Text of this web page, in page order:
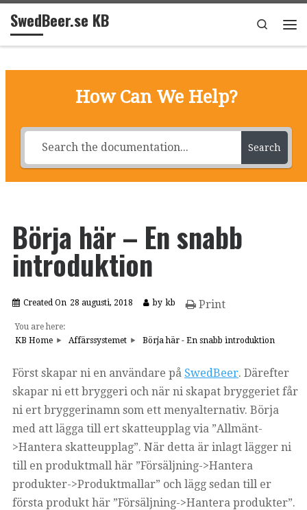
Hoppa till innehåll
SwedBeer.se KB
Search
How Can We Help?
Search
Börja här – En snabb
introduktion
Created On 28 augusti, 2018 by kb Print
You are here:
KB Home
Affärssystemet Börja här - En snabb introduktion
Först skapar ni en användare på SwedBeer. Därefter
skapar ni ett bryggeri och när ni skapat bryggeriet får
ni ert bryggerinamn som ett menyalternativ. Börja
med att lägga till ert skatteupplag via ”Allmänt-
>Hantera skatteupplag”. När detta är inlagt lägger ni
till en produktmall här ”Försäljning->Hantera
produkter->Produktmallar” och lägg sedan till er
första produkt här ”Försäljning->Hantera produkter”.